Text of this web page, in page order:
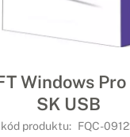
Windows
SK USB
kód produktu: FQC-